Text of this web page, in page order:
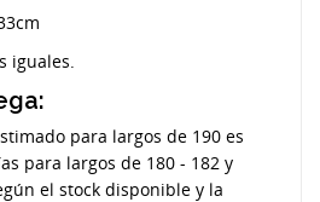
iguales.
para largos de 190 es
para largos de 180 - 182 y
el stock disponible y la